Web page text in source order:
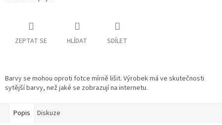
ZEPTAT SE HLÍDAT SDÍLET
Barvy se mohou oproti fotce mírně lišit. Výrobek má ve skutečnosti
sytější barvy, než jaké se zobrazují na internetu.
Popis Diskuze